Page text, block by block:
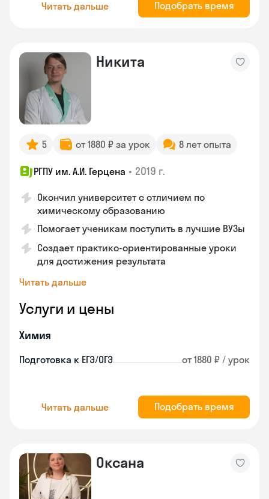
Читать дальше Подобрать время
Никита
5 от 1880 ₽ за урок 8 лет опыта
РГПУ им. А.И. Герцена • 2019 г.
Окончил университет с отличием по
химическому образованию
Помогает ученикам поступить в лучшие ВУЗы
Создает практико-ориентированные уроки
для достижения результата
Читать дальше
Услуги и цены
Химия
Подготовка к ЕГЭ/ОГЭ от 1880 ₽ / урок
Читать дальше Подобрать время
Оксана